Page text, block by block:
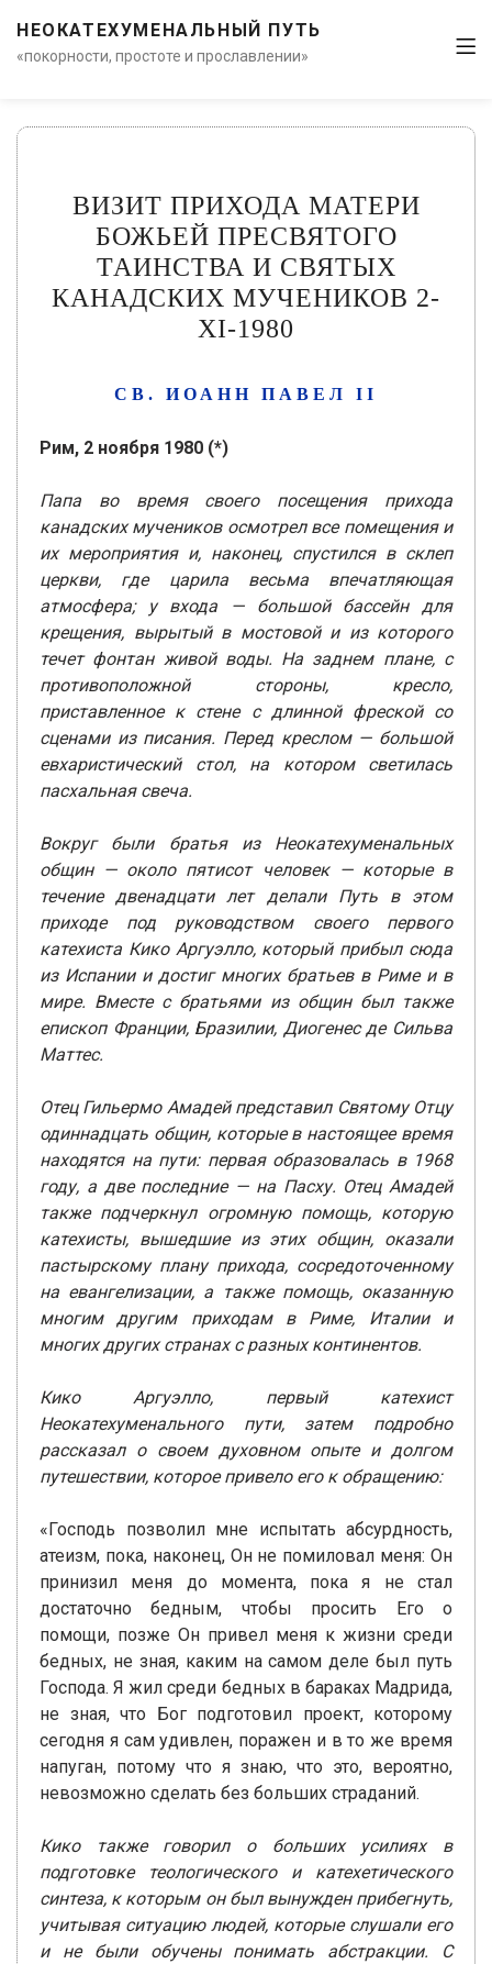
НЕОКАТЕХУМЕНАЛЬНЫЙ ПУТЬ
«покорности, простоте и прославлении»
ВИЗИТ ПРИХОДА МАТЕРИ
БОЖЬЕЙ ПРЕСВЯТОГО
ТАИНСТВА И СВЯТЫХ
КАНАДСКИХ МУЧЕНИКОВ 2-
XI-1980
СВ. ИОАНН ПАВЕЛ II
Рим, 2 ноября 1980 (*)
Папа во время своего посещения прихода
канадских мучеников осмотрел все помещения и
их мероприятия и, наконец, спустился в склеп
церкви, где царила весьма впечатляющая
атмосфера; у входа — большой бассейн для
крещения, вырытый в мостовой и из которого
течет фонтан живой воды. На заднем плане, с
противоположной стороны, кресло,
приставленное к стене с длинной фреской со
сценами из писания. Перед креслом — большой
евхаристический стол, на котором светилась
пасхальная свеча.
Вокруг были братья из Неокатехуменальных
общин — около пятисот человек — которые в
течение двенадцати лет делали Путь в этом
приходе под руководством своего первого
катехиста Кико Аргуэлло, который прибыл сюда
из Испании и достиг многих братьев в Риме и в
мире. Вместе с братьями из общин был также
епископ Франции, Бразилии, Диогенес де Сильва
Маттес.
Отец Гильермо Амадей представил Святому Отцу
одиннадцать общин, которые в настоящее время
находятся на пути: первая образовалась в 1968
году, а две последние — на Пасху. Отец Амадей
также подчеркнул огромную помощь, которую
катехисты, вышедшие из этих общин, оказали
пастырскому плану прихода, сосредоточенному
на евангелизации, а также помощь, оказанную
многим другим приходам в Риме, Италии и
многих других странах с разных континентов.
Кико Аргуэлло, первый катехист
Неокатехуменального пути, затем подробно
рассказал о своем духовном опыте и долгом
путешествии, которое привело его к обращению:
«Господь позволил мне испытать абсурдность,
атеизм, пока, наконец, Он не помиловал меня: Он
принизил меня до момента, пока я не стал
достаточно бедным, чтобы просить Его о
помощи, позже Он привел меня к жизни среди
бедных, не зная, каким на самом деле был путь
Господа. Я жил среди бедных в бараках Мадрида,
не зная, что Бог подготовил проект, которому
сегодня я сам удивлен, поражен и в то же время
напуган, потому что я знаю, что это, вероятно,
невозможно сделать без больших страданий.
Кико также говорил о больших усилиях в
подготовке теологического и катехетического
синтеза, к которым он был вынужден прибегнуть,
учитывая ситуацию людей, которые слушали его
и не были обучены понимать абстракции. С